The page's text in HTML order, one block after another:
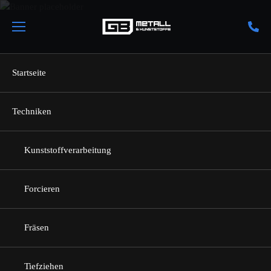
Startseite
Techniken
Kunststoffverarbeitung
Forcieren
Fräsen
Tiefziehen
Zurück zur Titelseite
Kontakt
Wir sind gerne für Sie da